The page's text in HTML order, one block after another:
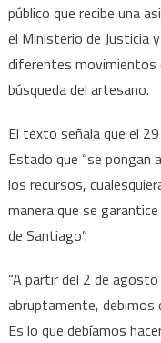
público que recibe una
el Ministerio de Justicia
diferentes movimientos
búsqueda del artesano.
El texto señala que el
Estado que “se pongan
los recursos,
manera que se
de Santiago”.
“A partir del 2 de
abruptamente, debimos
Es lo que debíamos